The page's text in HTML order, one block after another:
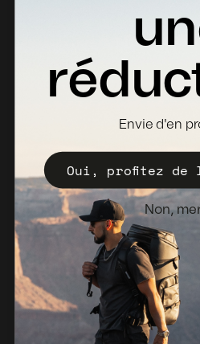
Fiches Techniques
Où acheter
Politique de vente
Bulletin d'information
Pays-Bas (EUR €)
Envie d'en
Oui, profitez de
Non,